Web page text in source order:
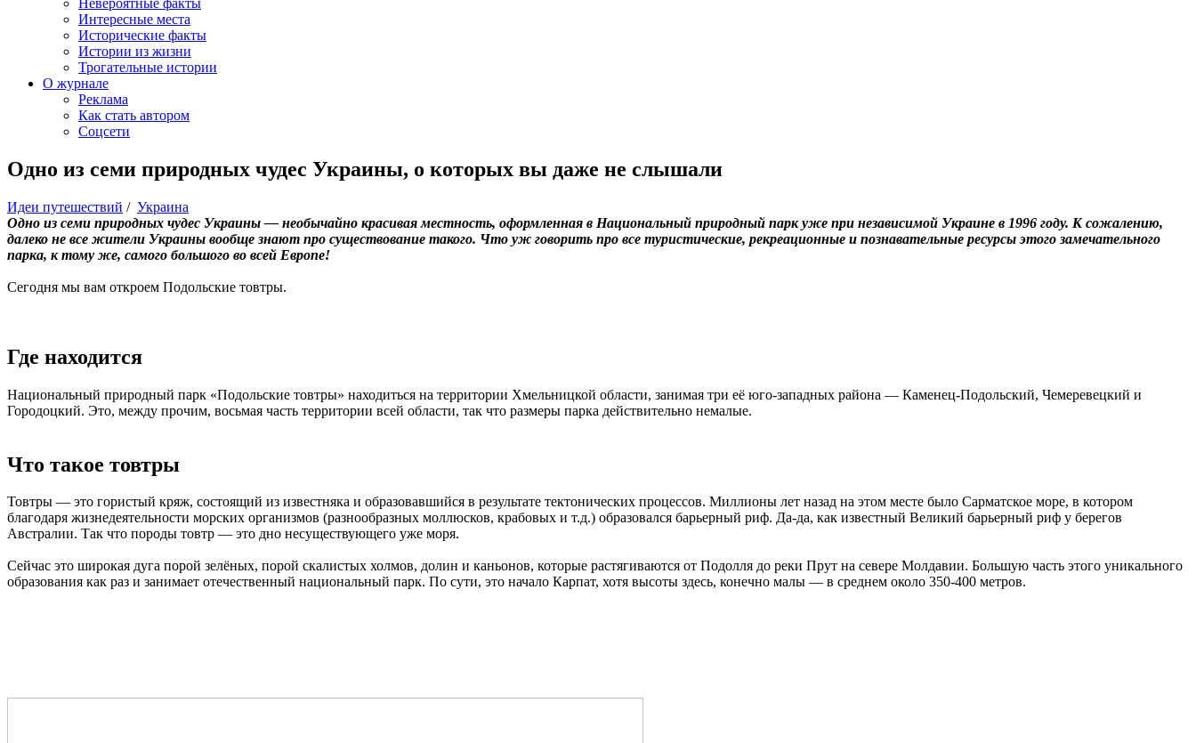
Невероятные факты
Интересные места
Исторические факты
Истории из жизни
Трогательные истории
О журнале
Реклама
Как стать автором
Соцсети
Одно из семи природных чудес Украины, о которых вы даже не слышали
Идеи путешествий / Украина
Одно из семи природных чудес Украины — необычайно красивая местность, оформленная в Национальный природный парк уже при независимой Украине в 1996 году. К сожалению,
далеко не все жители Украины вообще знают про существование такого. Что уж говорить про все туристические, рекреационные и познавательные ресурсы этого замечательного
парка, к тому же, самого большого во всей Европе!
Сегодня мы вам откроем Подольские товтры.
Где находится
Национальный природный парк «Подольские товтры» находиться на территории Хмельницкой области, занимая три её юго-западных района — Каменец-Подольский, Чемеревецкий и
Городоцкий. Это, между прочим, восьмая часть территории всей области, так что размеры парка действительно немалые.
Что такое товтры
Товтры — это гористый кряж, состоящий из известняка и образовавшийся в результате тектонических процессов. Миллионы лет назад на этом месте было Сарматское море, в котором
благодаря жизнедеятельности морских организмов (разнообразных моллюсков, крабовых и т.д.) образовался барьерный риф. Да-да, как известный Великий барьерный риф у берегов
Австралии. Так что породы товтр — это дно несуществующего уже моря.
Сейчас это широкая дуга порой зелёных, порой скалистых холмов, долин и каньонов, которые растягиваются от Подолля до реки Прут на севере Молдавии. Большую часть этого уникального
образования как раз и занимает отечественный национальный парк. По сути, это начало Карпат, хотя высоты здесь, конечно малы — в среднем около 350-400 метров.